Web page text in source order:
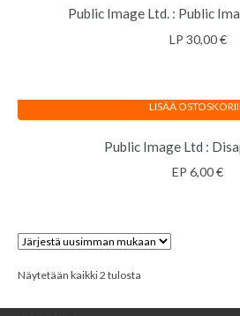
Public Image Ltd. : Public
LP 30,00€
Public Image Ltd :
EP 6,00€
LISÄÄ
Näytetään kaikki 2 tulostaSorted
latest